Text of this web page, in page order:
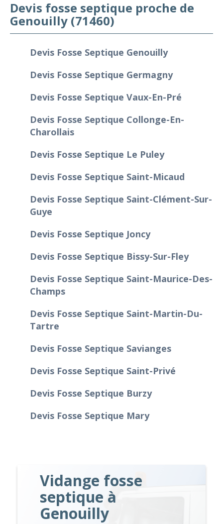
Devis fosse septique proche de
Genouilly (71460)
Devis Fosse Septique Genouilly
Devis Fosse Septique Germagny
Devis Fosse Septique Vaux-En-Pré
Devis Fosse Septique Collonge-En-
Charollais
Devis Fosse Septique Le Puley
Devis Fosse Septique Saint-Micaud
Devis Fosse Septique Saint-Clément-Sur-
Guye
Devis Fosse Septique Joncy
Devis Fosse Septique Bissy-Sur-Fley
Devis Fosse Septique Saint-Maurice-Des-
Champs
Devis Fosse Septique Saint-Martin-Du-
Tartre
Devis Fosse Septique Savianges
Devis Fosse Septique Saint-Privé
Devis Fosse Septique Burzy
Devis Fosse Septique Mary
Vidange fosse
septique à
Genouilly